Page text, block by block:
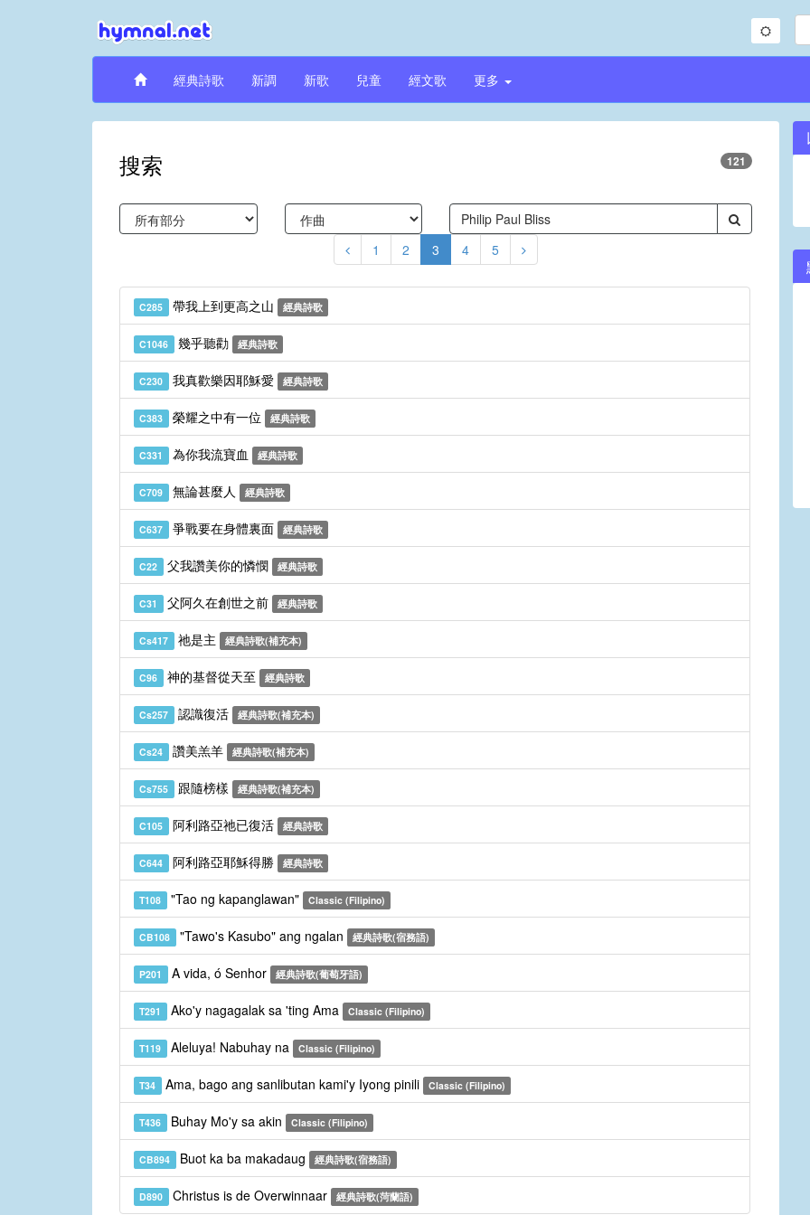
經典詩歌 新調 新歌 兒童 經文歌 更多
搜索 121
1 2 3 4 5
C285 帶我上到更高之山 經典詩歌
C1046 幾乎聽勸 經典詩歌
C230 我真歡樂因耶穌愛 經典詩歌
C383 榮耀之中有一位 經典詩歌
C331 為你我流寶血 經典詩歌
C709 無論甚麼人 經典詩歌
C637 爭戰要在身體裏面 經典詩歌
C22 父我讚美你的憐憫 經典詩歌
C31 父阿久在創世之前 經典詩歌
Cs417 祂是主 經典詩歌(補充本)
C96 神的基督從天至 經典詩歌
Cs257 認識復活 經典詩歌(補充本)
Cs24 讚美羔羊 經典詩歌(補充本)
Cs755 跟隨榜樣 經典詩歌(補充本)
C105 阿利路亞祂已復活 經典詩歌
C644 阿利路亞耶穌得勝 經典詩歌
T108 "Tao ng kapanglawan" Classic (Filipino)
CB108 "Tawo's Kasubo" ang ngalan 經典詩歌(宿務語)
P201 A vida, ó Senhor 經典詩歌(葡萄牙語)
T291 Ako'y nagagalak sa 'ting Ama Classic (Filipino)
T119 Aleluya! Nabuhay na Classic (Filipino)
T34 Ama, bago ang sanlibutan kami'y Iyong pinili Classic (Filipino)
T436 Buhay Mo'y sa akin Classic (Filipino)
CB894 Buot ka ba makadaug 經典詩歌(宿務語)
D890 Christus is de Overwinnaar 經典詩歌(菏蘭語)